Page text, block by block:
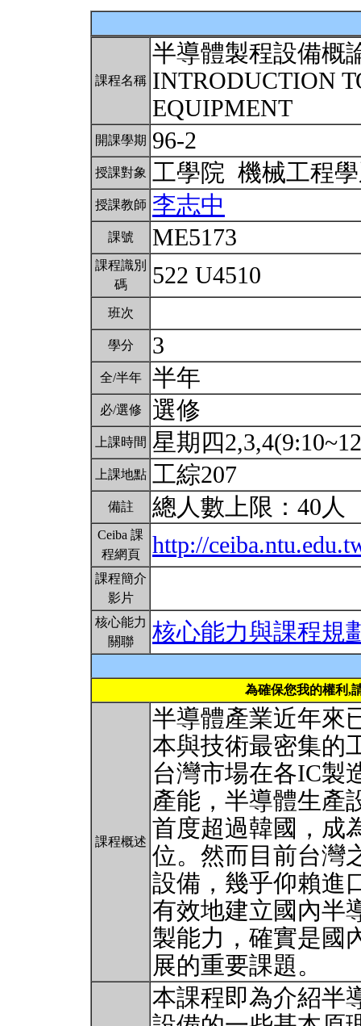
課程名稱
半導體製程設備概
INTRODUCTION
EQUIPMENT
開課學期 96-2
授課對象 工學院 機械工程
授課教師 李志中
課號 ME5173
課程識別
碼
522 U4510
班次
學分 3
全/半年 半年
必/選修 選修
上課時間 星期四
上課地點 工綜207
備註 總人數上限：40人
Ceiba 課
程網頁
http://
課程簡介
影片
核心能力
關聯
核心能力與課程規
為確保您我的權利,
課程概述
半導體產業近年來
本與技術最密集的
台灣市場在各IC製
產能，半導體生產
首度超過韓國，成
位。然而目前台灣
設備，幾乎仰賴進
有效地建立國內半
製能力，確實是國
展的重要課題。
本課程即為介紹半